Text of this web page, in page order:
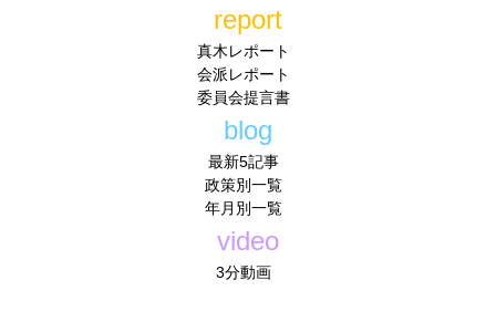
report
真木レポート
会派レポート
委員会提言書
blog
最新5記事
政策別一覧
年月別一覧
video
3分動画